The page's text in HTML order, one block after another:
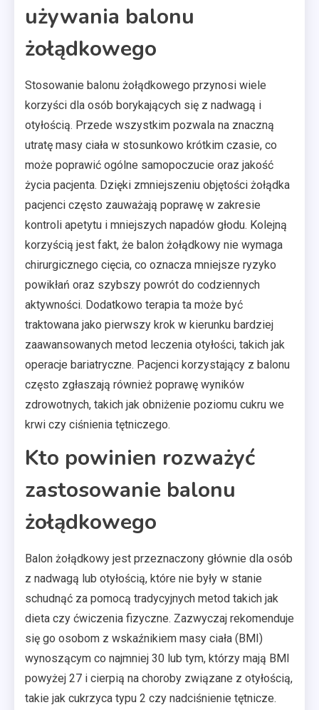
używania balonu
żołądkowego
Stosowanie balonu żołądkowego przynosi wiele
korzyści dla osób borykających się z nadwagą i
otyłością. Przede wszystkim pozwala na znaczną
utratę masy ciała w stosunkowo krótkim czasie, co
może poprawić ogólne samopoczucie oraz jakość
życia pacjenta. Dzięki zmniejszeniu objętości żołądka
pacjenci często zauważają poprawę w zakresie
kontroli apetytu i mniejszych napadów głodu. Kolejną
korzyścią jest fakt, że balon żołądkowy nie wymaga
chirurgicznego cięcia, co oznacza mniejsze ryzyko
powikłań oraz szybszy powrót do codziennych
aktywności. Dodatkowo terapia ta może być
traktowana jako pierwszy krok w kierunku bardziej
zaawansowanych metod leczenia otyłości, takich jak
operacje bariatryczne. Pacjenci korzystający z balonu
często zgłaszają również poprawę wyników
zdrowotnych, takich jak obniżenie poziomu cukru we
krwi czy ciśnienia tętniczego.
Kto powinien rozważyć
zastosowanie balonu
żołądkowego
Balon żołądkowy jest przeznaczony głównie dla osób
z nadwagą lub otyłością, które nie były w stanie
schudnąć za pomocą tradycyjnych metod takich jak
dieta czy ćwiczenia fizyczne. Zazwyczaj rekomenduje
się go osobom z wskaźnikiem masy ciała (BMI)
wynoszącym co najmniej 30 lub tym, którzy mają BMI
powyżej 27 i cierpią na choroby związane z otyłością,
takie jak cukrzyca typu 2 czy nadciśnienie tętnicze.